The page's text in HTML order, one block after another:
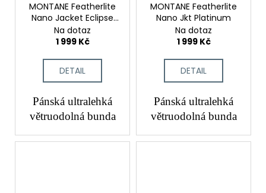
MONTANE Featherlite
Nano Jacket Eclipse
Blue
Na dotaz
1 999 Kč
DETAIL
Pánská ultralehká
větruodolná bunda
MONTANE Featherlite
Nano Jkt Platinum
Na dotaz
1 999 Kč
DETAIL
Pánská ultralehká
větruodolná bunda